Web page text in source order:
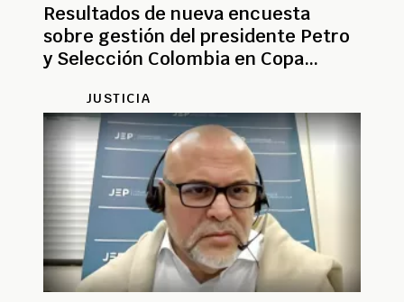
Resultados de nueva encuesta
sobre gestión del presidente Petro
y Selección Colombia en Copa
JUSTICIA